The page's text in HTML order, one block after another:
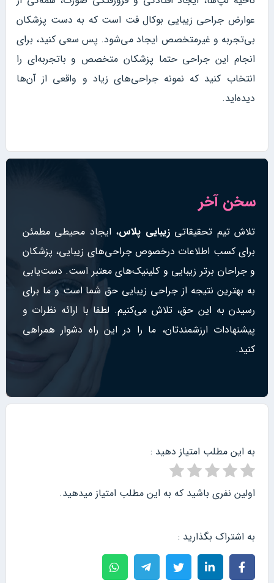
عوارض جراحی زیبایی بوکال فت است که به دست پزشکان
بی‌تجربه و غیرمتخصص ایجاد می‌شود. پس سعی کنید، برای
انجام این جراحی حتما پزشکان متخصص و باتجربه‌ای را
انتخاب کنید که نمونه جراحی‌های زیاد و واقعی از آن‌ها
دیده‌اید.
سخن آخر
تلاش تیم تحقیقاتیزیبایی پلاس، ایجاد محیطی مطمئن
برای کسب اطلاعات درخصوص جراحی‌های زیبایی، پزشکان
و جراحان برتر زیبایی و کلینیک‌های معتبر است. دست‌یابی
به بهترین نتیجه از جراحی زیبایی حق شما است و ما برای
رسیدن به این حق، تلاش می‌کنیم. لطفا با ارائه نظرات و
پیشنهادات ارزشمندتان، ما را در این راه دشوار همراهی
کنید.
به این مطلب امتیاز دهید :
اولین نفری باشید که به این مطلب امتیاز میدهید.
به اشتراک بگذارید :